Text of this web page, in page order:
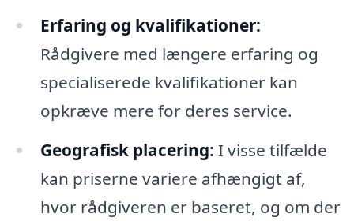
Erfaring og kvalifikationer:
Rådgivere med længere erfaring og
specialiserede kvalifikationer kan
opkræve mere for deres service.
Geografisk placering: I visse tilfælde
kan priserne variere afhængigt af,
hvor rådgiveren er baseret, og om der